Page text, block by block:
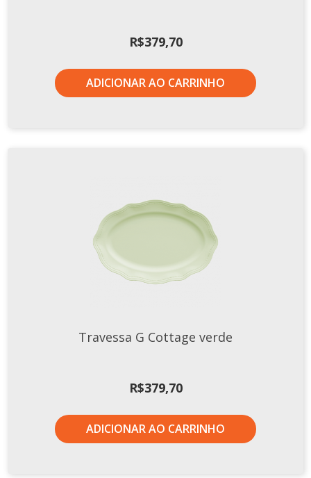
R$379,70
ADICIONAR AO CARRINHO
Travessa G Cottage verde
R$379,70
ADICIONAR AO CARRINHO